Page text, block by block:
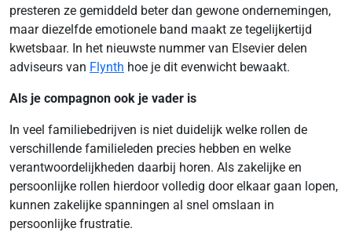
presteren ze gemiddeld beter dan gewone ondernemingen,
maar diezelfde emotionele band maakt ze tegelijkertijd
kwetsbaar. In het nieuwste nummer van Elsevier delen
adviseurs van Flynth hoe je dit evenwicht bewaakt.
Als je compagnon ook je vader is
In veel familiebedrijven is niet duidelijk welke rollen de
verschillende familieleden precies hebben en welke
verantwoordelijkheden daarbij horen. Als zakelijke en
persoonlijke rollen hierdoor volledig door elkaar gaan lopen,
kunnen zakelijke spanningen al snel omslaan in
persoonlijke frustratie.